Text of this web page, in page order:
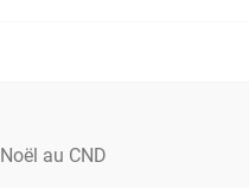
Noël au CND